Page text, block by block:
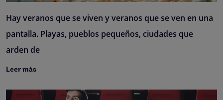
Hay veranos que se viven y veranos que se ven en una
pantalla. Playas, pueblos pequeños, ciudades que
arden de
Leer más